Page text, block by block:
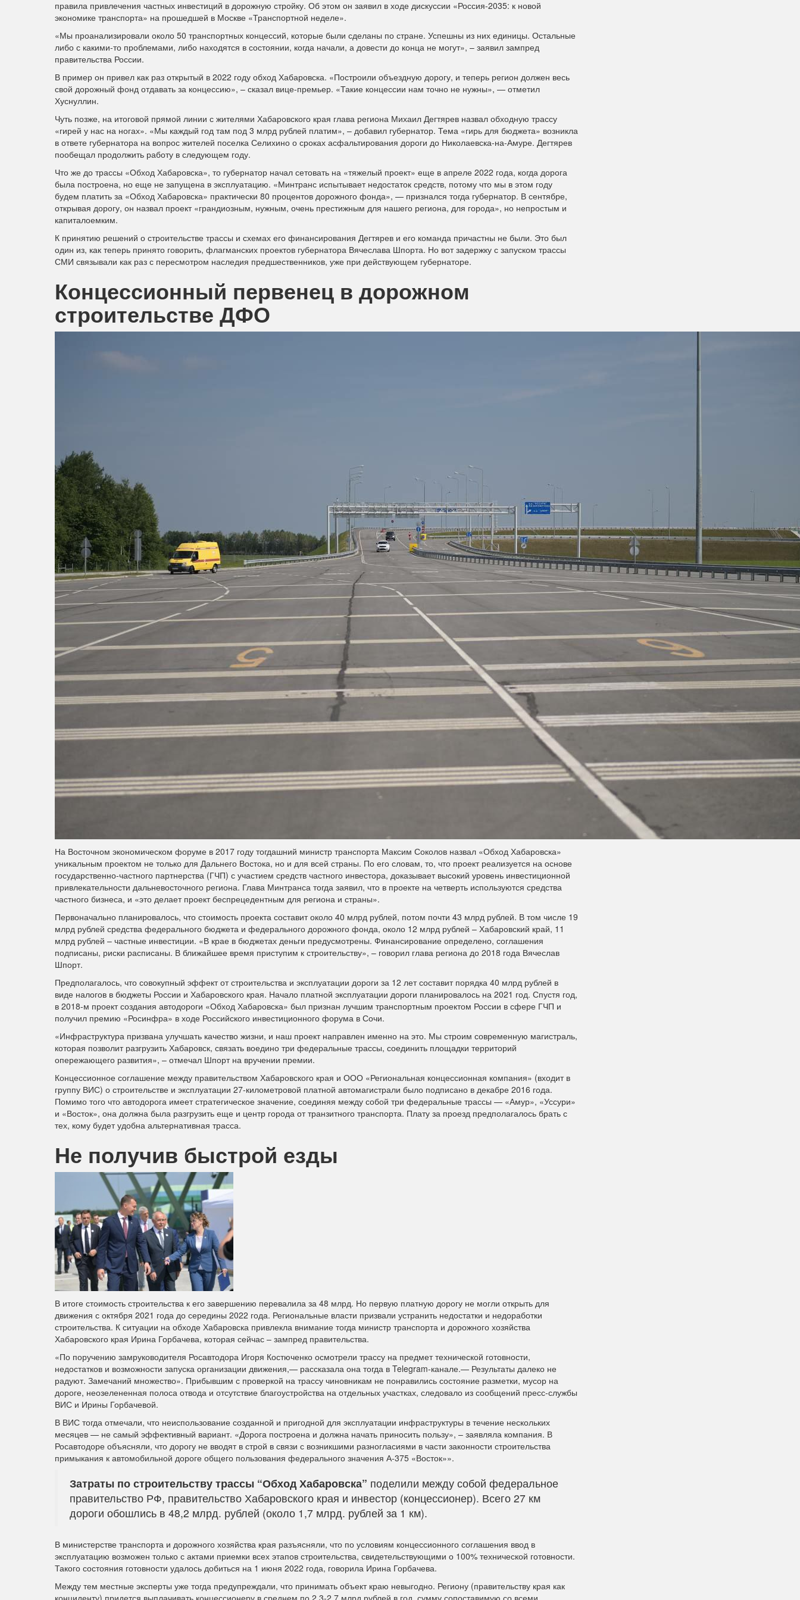
правила привлечения частных инвестиций в дорожную стройку. Об этом он заявил в ходе дискуссии «Россия-2035: к новой
экономике транспорта» на прошедшей в Москве «Транспортной неделе».
«Мы проанализировали около 50 транспортных концессий, которые были сделаны по стране. Успешны из них единицы. Остальные
либо с какими-то проблемами, либо находятся в состоянии, когда начали, а довести до конца не могут», – заявил зампред
правительства России.
В пример он привел как раз открытый в 2022 году обход Хабаровска. «Построили объездную дорогу, и теперь регион должен весь
свой дорожный фонд отдавать за концессию», – сказал вице-премьер. «Такие концессии нам точно не нужны», — отметил
Хуснуллин.
Чуть позже, на итоговой прямой линии с жителями Хабаровского края глава региона Михаил Дегтярев назвал обходную трассу
«гирей у нас на ногах». «Мы каждый год там под 3 млрд рублей платим», – добавил губернатор. Тема «гирь для бюджета» возникла
в ответе губернатора на вопрос жителей поселка Селихино о сроках асфальтирования дороги до Николаевска-на-Амуре. Дегтярев
пообещал продолжить работу в следующем году.
Что же до трассы «Обход Хабаровска», то губернатор начал сетовать на «тяжелый проект» еще в апреле 2022 года, когда дорога
была построена, но еще не запущена в эксплуатацию. «Минтранс испытывает недостаток средств, потому что мы в этом году
будем платить за «Обход Хабаровска» практически 80 процентов дорожного фонда», — признался тогда губернатор. В сентябре,
открывая дорогу, он назвал проект «грандиозным, нужным, очень престижным для нашего региона, для города», но непростым и
капиталоемким.
К принятию решений о строительстве трассы и схемах его финансирования Дегтярев и его команда причастны не были. Это был
один из, как теперь принято говорить, флагманских проектов губернатора Вячеслава Шпорта. Но вот задержку с запуском трассы
СМИ связывали как раз с пересмотром наследия предшественников, уже при действующем губернаторе.
Концессионный первенец в дорожном
строительстве ДФО
На Восточном экономическом форуме в 2017 году тогдашний министр транспорта Максим Соколов назвал «Обход Хабаровска»
уникальным проектом не только для Дальнего Востока, но и для всей страны. По его словам, то, что проект реализуется на основе
государственно-частного партнерства (ГЧП) с участием средств частного инвестора, доказывает высокий уровень инвестиционной
привлекательности дальневосточного региона. Глава Минтранса тогда заявил, что в проекте на четверть используются средства
частного бизнеса, и «это делает проект беспрецедентным для региона и страны».
Первоначально планировалось, что стоимость проекта составит около 40 млрд рублей, потом почти 43 млрд рублей. В том числе 19
млрд рублей средства федерального бюджета и федерального дорожного фонда, около 12 млрд рублей – Хабаровский край, 11
млрд рублей – частные инвестиции. «В крае в бюджетах деньги предусмотрены. Финансирование определено, соглашения
подписаны, риски расписаны. В ближайшее время приступим к строительству», – говорил глава региона до 2018 года Вячеслав
Шпорт.
Предполагалось, что совокупный эффект от строительства и эксплуатации дороги за 12 лет составит порядка 40 млрд рублей в
виде налогов в бюджеты России и Хабаровского края. Начало платной эксплуатации дороги планировалось на 2021 год. Спустя год,
в 2018-м проект создания автодороги «Обход Хабаровска» был признан лучшим транспортным проектом России в сфере ГЧП и
получил премию «Росинфра» в ходе Российского инвестиционного форума в Сочи.
«Инфраструктура призвана улучшать качество жизни, и наш проект направлен именно на это. Мы строим современную магистраль,
которая позволит разгрузить Хабаровск, связать воедино три федеральные трассы, соединить площадки территорий
опережающего развития», – отмечал Шпорт на вручении премии.
Концессионное соглашение между правительством Хабаровского края и ООО «Региональная концессионная компания» (входит в
группу ВИС) о строительстве и эксплуатации 27-километровой платной автомагистрали было подписано в декабре 2016 года.
Помимо того что автодорога имеет стратегическое значение, соединяя между собой три федеральные трассы — «Амур», «Уссури»
и «Восток», она должна была разгрузить еще и центр города от транзитного транспорта. Плату за проезд предполагалось брать с
тех, кому будет удобна альтернативная трасса.
Не получив быстрой езды
В итоге стоимость строительства к его завершению перевалила за 48 млрд. Но первую платную дорогу не могли открыть для
движения с октября 2021 года до середины 2022 года. Региональные власти призвали устранить недостатки и недоработки
строительства. К ситуации на обходе Хабаровска привлекла внимание тогда министр транспорта и дорожного хозяйства
Хабаровского края Ирина Горбачева, которая сейчас – зампред правительства.
«По поручению замруководителя Росавтодора Игоря Костюченко осмотрели трассу на предмет технической готовности,
недостатков и возможности запуска организации движения,— рассказала она тогда в Telegram-канале.— Результаты далеко не
радуют. Замечаний множество». Прибывшим с проверкой на трассу чиновникам не понравились состояние разметки, мусор на
дороге, неозелененная полоса отвода и отсутствие благоустройства на отдельных участках, следовало из сообщений пресс-службы
ВИС и Ирины Горбачевой.
В ВИС тогда отмечали, что неиспользование созданной и пригодной для эксплуатации инфраструктуры в течение нескольких
месяцев — не самый эффективный вариант. «Дорога построена и должна начать приносить пользу», – заявляла компания. В
Росавтодоре объясняли, что дорогу не вводят в строй в связи с возникшими разногласиями в части законности строительства
примыкания к автомобильной дороге общего пользования федерального значения А-375 «Восток»».
Затраты по строительству трассы “Обход Хабаровска” поделили между собой федеральное
правительство РФ, правительство Хабаровского края и инвестор (концессионер). Всего 27 км
дороги обошлись в 48,2 млрд. рублей (около 1,7 млрд. рублей за 1 км).
В министерстве транспорта и дорожного хозяйства края разъясняли, что по условиям концессионного соглашения ввод в
эксплуатацию возможен только с актами приемки всех этапов строительства, свидетельствующими о 100% технической готовности.
Такого состояния готовности удалось добиться на 1 июня 2022 года, говорила Ирина Горбачева.
Между тем местные эксперты уже тогда предупреждали, что принимать объект краю невыгодно. Региону (правительству края как
конциденту) придется выплачивать концессионеру в среднем по 2,3-2,7 млрд рублей в год, сумму сопоставимую со всеми